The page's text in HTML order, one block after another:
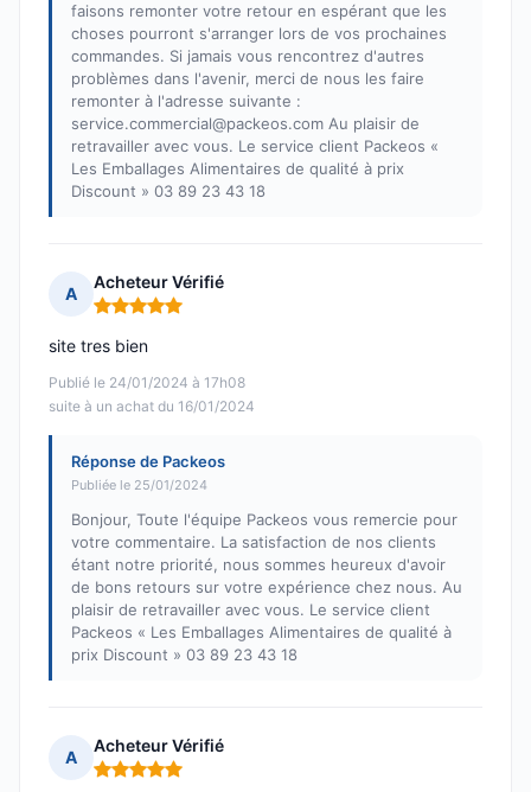
faisons remonter votre retour en espérant que les
choses pourront s'arranger lors de vos prochaines
commandes. Si jamais vous rencontrez d'autres
problèmes dans l'avenir, merci de nous les faire
remonter à l'adresse suivante :
service.commercial@packeos.com Au plaisir de
retravailler avec vous. Le service client Packeos «
Les Emballages Alimentaires de qualité à prix
Discount » 03 89 23 43 18
A
Acheteur Vérifié
Note : 5 sur 5
Publié le 24/01/2024 à 17h08
suite à un achat du 16/01/2024
site tres bien
Réponse de Packeos
Publiée le 25/01/2024
Bonjour, Toute l'équipe Packeos vous remercie pour
votre commentaire. La satisfaction de nos clients
étant notre priorité, nous sommes heureux d'avoir
de bons retours sur votre expérience chez nous. Au
plaisir de retravailler avec vous. Le service client
Packeos « Les Emballages Alimentaires de qualité à
prix Discount » 03 89 23 43 18
A
Acheteur Vérifié
Note : 5 sur 5